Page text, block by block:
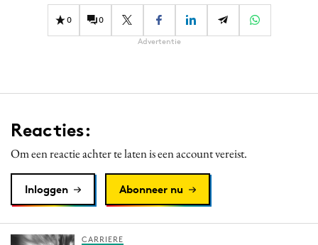
0 0
Advertentie
Reacties:
Om een reactie achter te laten is een account vereist.
Inloggen Abonneer nu
CARRIERE